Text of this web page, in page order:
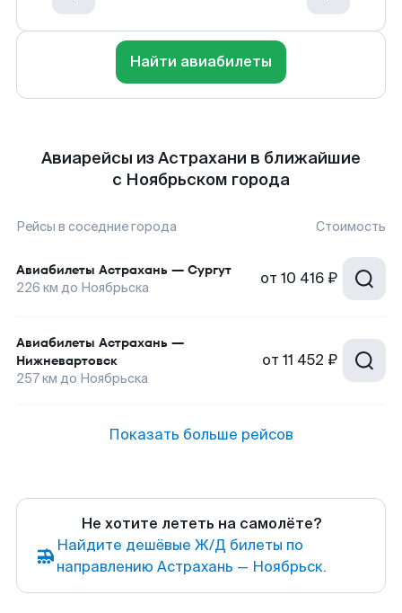
Найти авиабилеты
Авиарейсы из Астрахани в ближайшие
с Ноябрьском города
Рейсы в соседние города Стоимость
Авиабилеты Астрахань — Сургут
226 км до Ноябрьска от 10 416 ₽
Авиабилеты Астрахань —
Нижневартовск
257км до Ноябрьска
от 11 452 ₽
Показать больше рейсов
Не хотите лететь на самолёте?
Найдите дешёвые Ж/Д билеты по
направлению Астрахань — Ноябрьск.